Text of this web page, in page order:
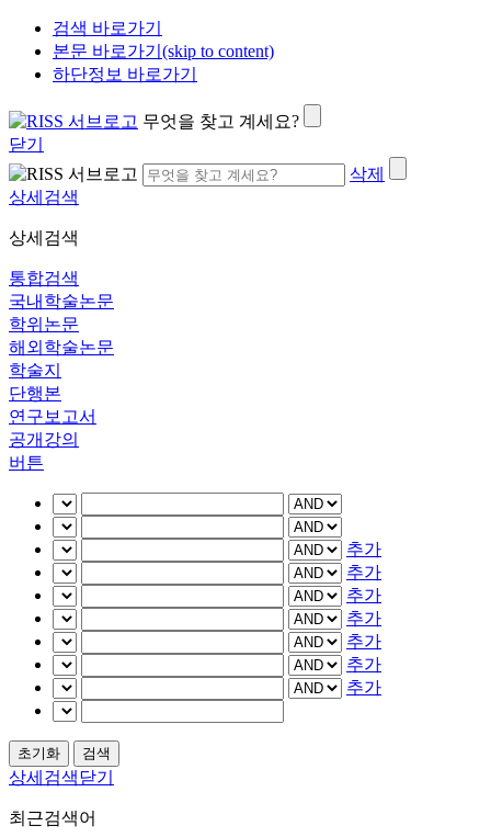
검색 바로가기
본문 바로가기(skip to content)
하단정보 바로가기
무엇을 찾고 계세요?
닫기
삭제
상세검색
상세검색
통합검색
국내학술논문
학위논문
해외학술논문
학술지
단행본
연구보고서
공개강의
버튼
추가
추가
추가
추가
추가
추가
추가
상세검색닫기
최근검색어